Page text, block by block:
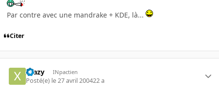
Par contre avec une mandrake + KDE, là...
Citer
Xtazy INpactien
Posté(e) le 27 avril 200422 a